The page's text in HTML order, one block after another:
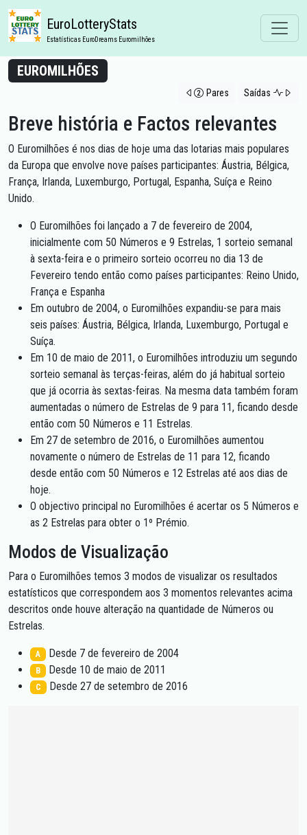
EuroLotteryStats
Estatísticas EuroDreams Euromilhões
EUROMILHÕES
Pares Saídas
Breve história e Factos relevantes
O Euromilhões é nos dias de hoje uma das lotarias mais populares
da Europa que envolve nove países participantes: Áustria, Bélgica,
França, Irlanda, Luxemburgo, Portugal, Espanha, Suíça e Reino
Unido.
O Euromilhões foi lançado a 7 de fevereiro de 2004,
inicialmente com 50 Números e 9 Estrelas, 1 sorteio semanal
à sexta-feira e o primeiro sorteio ocorreu no dia 13 de
Fevereiro tendo então como países participantes: Reino Unido,
França e Espanha
Em outubro de 2004, o Euromilhões expandiu-se para mais
seis países: Áustria, Bélgica, Irlanda, Luxemburgo, Portugal e
Suíça.
Em 10 de maio de 2011, o Euromilhões introduziu um segundo
sorteio semanal às terças-feiras, além do já habitual sorteio
que já ocorria às sextas-feiras. Na mesma data também foram
aumentadas o número de Estrelas de 9 para 11, ficando desde
então com 50 Números e 11 Estrelas.
Em 27 de setembro de 2016, o Euromilhões aumentou
novamente o número de Estrelas de 11 para 12, ficando
desde então com 50 Números e 12 Estrelas até aos dias de
hoje.
O objectivo principal no Euromilhões é acertar os 5 Números e
as 2 Estrelas para obter o 1º Prémio.
Modos de Visualização
Para o Euromilhões temos 3 modos de visualizar os resultados
estatísticos que correspondem aos 3 momentos relevantes acima
descritos onde houve alteração na quantidade de Números ou
Estrelas.
A Desde 7 de fevereiro de 2004
B Desde 10 de maio de 2011
C Desde 27 de setembro de 2016